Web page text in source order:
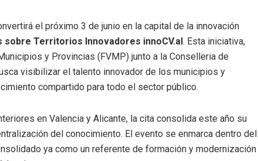
el próximo 3 de junio en la capital de la innovación
sobre Territorios Innovadores innoCV.al. Esta iniciativa,
y Provincias (FVMP) junto a la Conselleria de
visibilizar el talento innovador de los municipios y
compartido para todo el sector público.
en Valencia y Alicante, la cita consolida este año su
del conocimiento. El evento se enmarca dentro del
ya como un referente de formación y modernización